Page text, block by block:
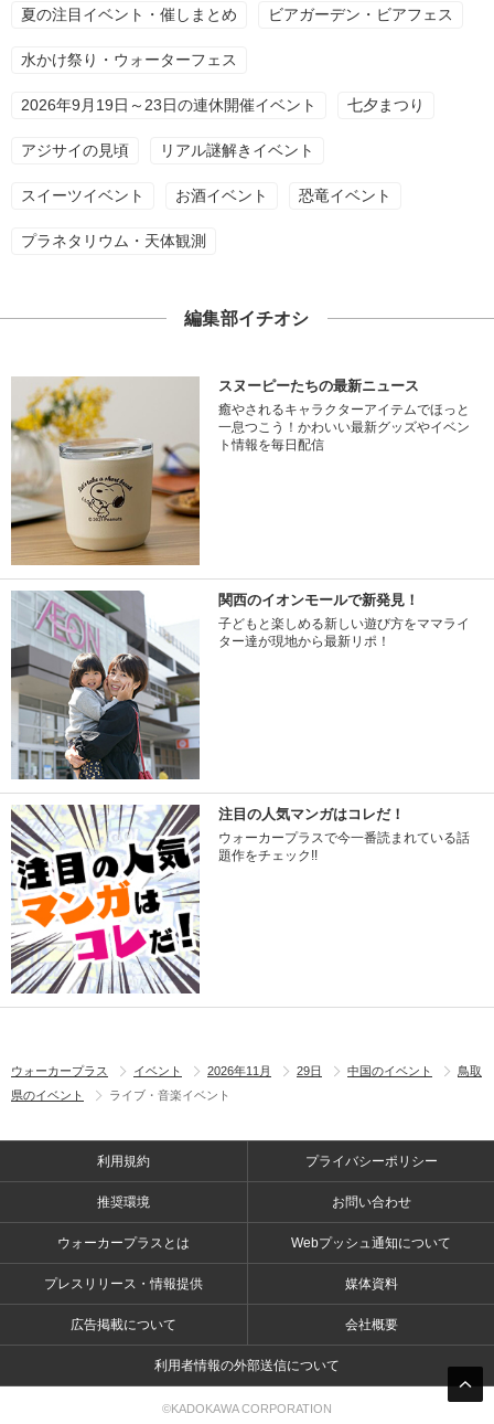
夏の注目イベント・催しまとめ ビアガーデン・ビアフェス
水かけ祭り・ウォーターフェス
2026年9月19日～23日の連休開催イベント 七夕まつり
アジサイの見頃 リアル謎解きイベント
スイーツイベント お酒イベント 恐竜イベント
プラネタリウム・天体観測
編集部イチオシ
スヌーピーたちの最新ニュース
癒やされるキャラクターアイテムでほっと
一息つこう！かわいい最新グッズやイベン
ト情報を毎日配信
関西のイオンモールで新発見！
子どもと楽しめる新しい遊び方をママライ
ター達が現地から最新リポ！
注目の人気マンガはコレだ！
ウォーカープラスで今一番読まれている話
題作をチェック!!
ウォーカープラス イベント 2026年11月 29日 中国のイベント
鳥取
県のイベント
ライブ・音楽イベント
利用規約 プライバシーポリシー
推奨環境 お問い合わせ
ウォーカープラスとは Webプッシュ通知について
プレスリリース・情報提供 媒体資料
広告掲載について 会社概要
利用者情報の外部送信について
©KADOKAWA CORPORATION